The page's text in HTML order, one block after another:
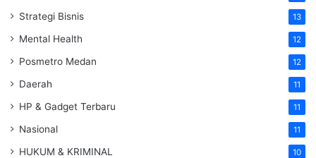
Strategi Bisnis 13
Mental Health 12
Posmetro Medan 12
Daerah 11
HP & Gadget Terbaru 11
Nasional 11
HUKUM & KRIMINAL 10